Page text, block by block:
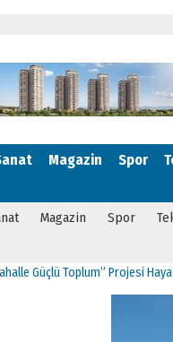
Magazin Spor
Magazin Spor
Toplum” Projesi Hayata Geçti